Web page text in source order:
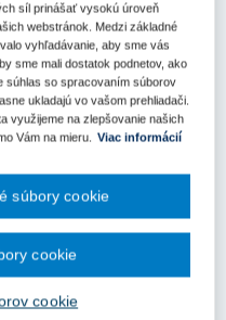
zákazky pri
služieb a
predpokladanej
stravovania svojich
všetky náklady, ktoré
zamestnancov
je verejný
elektronických
vydanie týchto
síl prinášať vysokú úroveň
webstránok. Medzi základné
vyhľadávanie, aby sme vás
sme mali dostatok podnetov, ako
súhlas so spracovaním súborov
ukladajú vo vašom prehliadači.
využijeme na zlepšovanie našich
Vám na mieru.
Viac informácií
cookie
súbory cookie
cookie